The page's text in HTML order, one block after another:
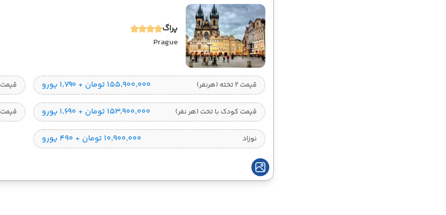
پراگ
Prague
قیمت 2 تخته (هرنفر) ۱۵۵٬۹۰۰٬۰۰۰ تومان + ۱٬۷۹۰ یورو قیمت 1 تخته (هرنفر)
قیمت کودک با تخت (هر نفر) ۱۵۳٬۹۰۰٬۰۰۰ تومان + ۱٬۶۹۰ یورو
نوزاد ۱۰٬۹۰۰٬۰۰۰ تومان + ۴۹۰ یورو